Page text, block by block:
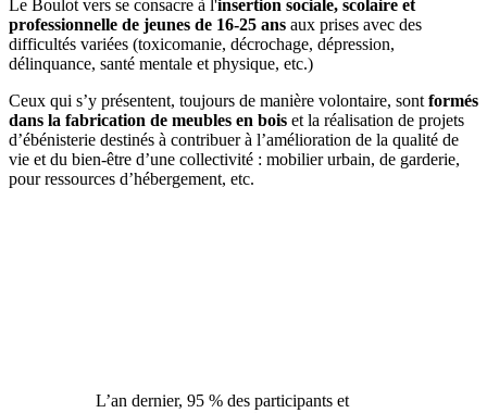
Le Boulot vers se consacre à l'insertion sociale, scolaire et
professionnelle de jeunes de 16-25 ans aux prises avec des
difficultés variées (toxicomanie, décrochage, dépression,
délinquance, santé mentale et physique, etc.)
Ceux qui s’y présentent, toujours de manière volontaire, sont formés
dans la fabrication de meubles en bois et la réalisation de projets
d’ébénisterie destinés à contribuer à l’amélioration de la qualité de
vie et du bien-être d’une collectivité : mobilier urbain, de garderie,
pour ressources d’hébergement, etc.
L’an dernier, 95 % des participants et